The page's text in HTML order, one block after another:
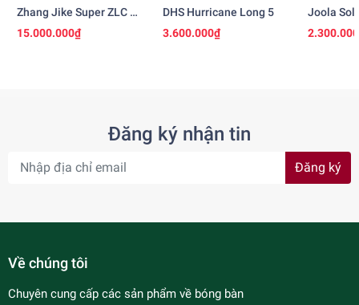
Zhang Jike Super ZLC -
Ngừng Sản Xuất
15.000.000₫
DHS Hurricane Long 5
3.600.000₫
Joola
Đăng ký nhận tin
Đăng ký
Về chúng tôi
Chuyên cung cấp các sản phẩm về bóng bàn